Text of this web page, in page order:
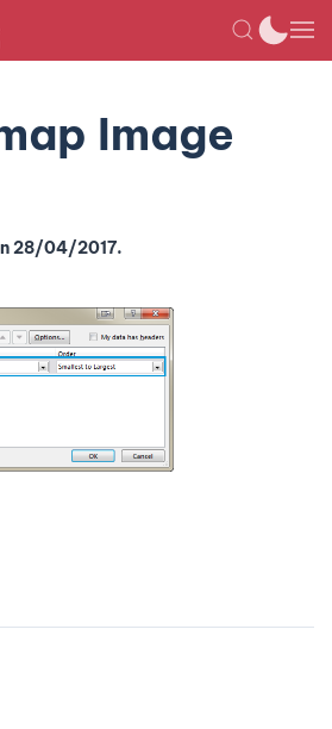
Image
28/04/2017.